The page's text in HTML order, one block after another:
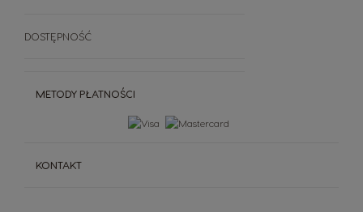
METODY PŁATNOŚCI
KONTAKT
DOSTĘPNOŚĆ